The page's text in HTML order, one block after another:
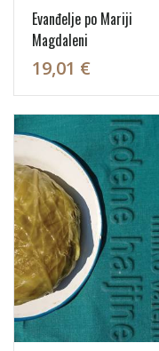
Evanđelje po Mariji
Magdaleni
19,01 €